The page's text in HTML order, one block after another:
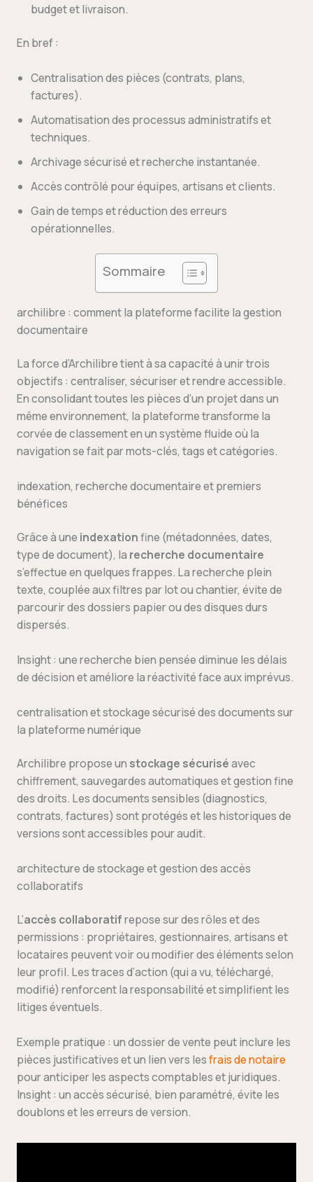
budget et livraison.
En bref :
Centralisation des pièces (contrats, plans,
factures).
Automatisation des processus administratifs et
techniques.
Archivage sécurisé et recherche instantanée.
Accès contrôlé pour équipes, artisans et clients.
Gain de temps et réduction des erreurs
opérationnelles.
Sommaire
archilibre : comment la plateforme facilite la gestion
documentaire
La force d’Archilibre tient à sa capacité à unir trois
objectifs : centraliser, sécuriser et rendre accessible.
En consolidant toutes les pièces d’un projet dans un
même environnement, la plateforme transforme la
corvée de classement en un système fluide où la
navigation se fait par mots-clés, tags et catégories.
indexation, recherche documentaire et premiers
bénéfices
Grâce à une indexationfine (métadonnées, dates,
type de document), la recherche documentaire
s’effectue en quelques frappes. La recherche plein
texte, couplée aux filtres par lot ou chantier, évite de
parcourir des dossiers papier ou des disques durs
dispersés.
Insight : une recherche bien pensée diminue les délais
de décision et améliore la réactivité face aux imprévus.
centralisation et stockage sécurisé des documents sur
la plateforme numérique
Archilibre propose un stockage sécuriséavec
chiffrement, sauvegardes automatiques et gestion fine
des droits. Les documents sensibles (diagnostics,
contrats, factures) sont protégés et les historiques de
versions sont accessibles pour audit.
architecture de stockage et gestion des accès
collaboratifs
L’accès collaboratifrepose sur des rôles et des
permissions : propriétaires, gestionnaires, artisans et
locataires peuvent voir ou modifier des éléments selon
leur profil. Les traces d’action (qui a vu, téléchargé,
modifié) renforcent la responsabilité et simplifient les
litiges éventuels.
Exemple pratique : un dossier de vente peut inclure les
pièces justificatives et un lien vers lesfrais de notaire
pour anticiper les aspects comptables et juridiques.
Insight : un accès sécurisé, bien paramétré, évite les
doublons et les erreurs de version.